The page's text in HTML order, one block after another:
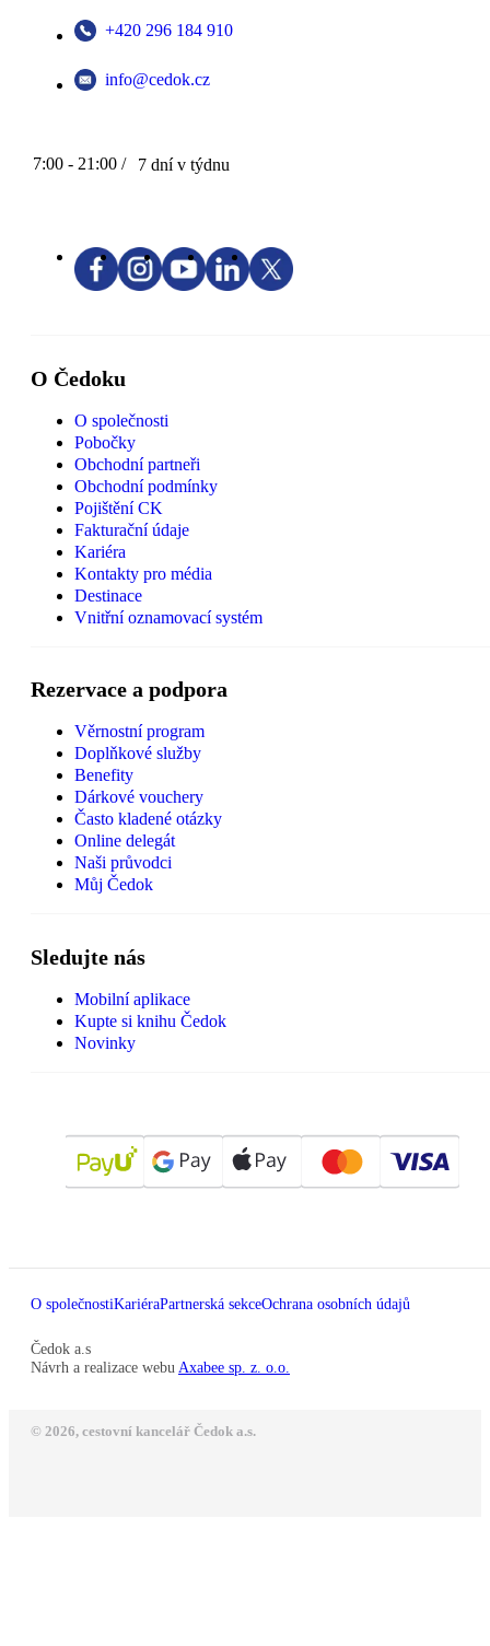
+420 296 184 910
info@cedok.cz
7:00 - 21:00 / 7 dní v týdnu
O Čedoku
O společnosti
Pobočky
Obchodní partneři
Obchodní podmínky
Pojištění CK
Fakturační údaje
Kariéra
Kontakty pro média
Destinace
Vnitřní oznamovací systém
Rezervace a podpora
Věrnostní program
Doplňkové služby
Benefity
Dárkové vouchery
Často kladené otázky
Online delegát
Naši průvodci
Můj Čedok
Sledujte nás
Mobilní aplikace
Kupte si knihu Čedok
Novinky
O společnostiKariéraPartnerská sekceOchrana osobních údajů
Čedok a.s
Návrh a realizace webu Axabee sp. z. o.o.
© 2026, cestovní kancelář Čedok a.s.